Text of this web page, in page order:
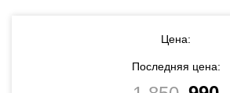
Цена:
Последняя цена: